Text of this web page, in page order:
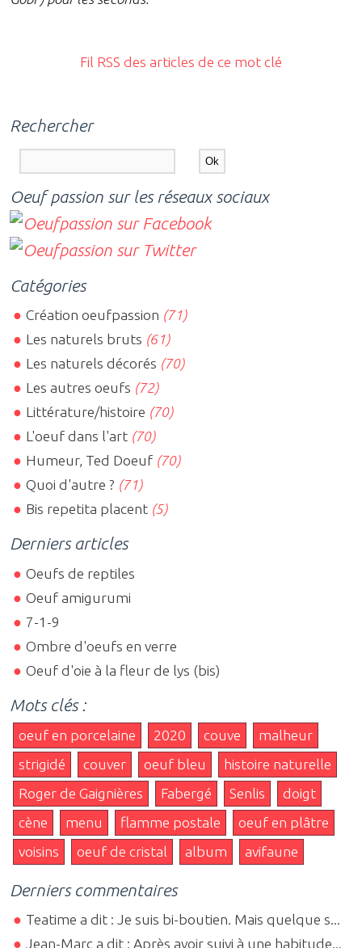
Fil RSS des articles de ce mot clé
Rechercher
Oeuf passion sur les réseaux sociaux
Catégories
Création oeufpassion (71)
Les naturels bruts (61)
Les naturels décorés (70)
Les autres oeufs (72)
Littérature/histoire (70)
L'oeuf dans l'art (70)
Humeur, Ted Doeuf (70)
Quoi d'autre ? (71)
Bis repetita placent (5)
Derniers articles
Oeufs de reptiles
Oeuf amigurumi
7-1-9
Ombre d'oeufs en verre
Oeuf d'oie à la fleur de lys (bis)
Mots clés :
oeuf en porcelaine 2020 couve
malheur
strigidé
couver oeuf bleu
histoire naturelle
Roger de Gaignières
Fabergé Senlis
doigt
cène
menu flamme postale
oeuf en plâtre
voisins
oeuf de cristal album avifaune
Derniers commentaires
Teatime a dit : Je suis bi-boutien. Mais quelque s...
Jean-Marc a dit : Après avoir suivi à une habitude...